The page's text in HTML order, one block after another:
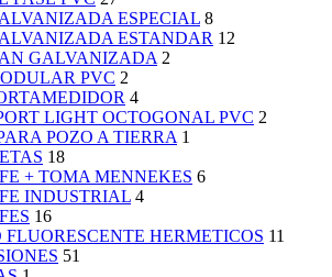
ESPECIAL 8
ESTANDAR 12
GALVANIZADA 2
PVC 2
4
LIGHT OCTOGONAL PVC 2
POZO A TIERRA 1
18
+ TOMA MENNEKES 6
INDUSTRIAL 4
16
FLUORESCENTE HERMETICOS 11
51